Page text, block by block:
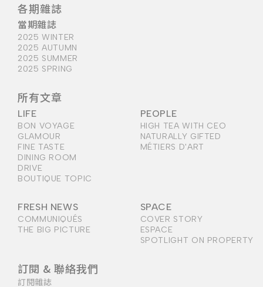
各期雜誌
當期雜誌
2025 WINTER
2025 AUTUMN
2025 SUMMER
2025 SPRING
所有文章
LIFE
BON VOYAGE
GLAMOUR
FINE TASTE
DINING ROOM
DRIVE
BOUTIQUE TOPIC
PEOPLE
HIGH TEA WITH CEO
NATURALLY GIFTED
MÉTIERS D'ART
FRESH NEWS
COMMUNIQUÉS
THE BIG PICTURE
SPACE
COVER STORY
ESPACE
SPOTLIGHT ON PROPERTY
訂閱 & 聯絡我們
訂閱雜誌